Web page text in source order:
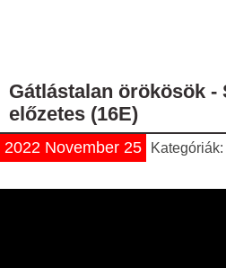
Gátlástalan örökösök -
előzetes (16E)
2022 November 25 Kategóriák: